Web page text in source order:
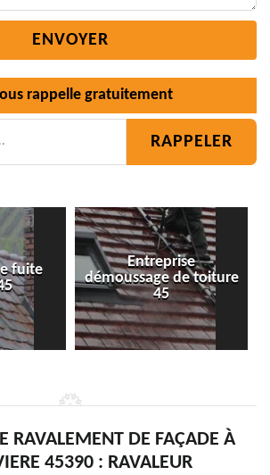
rappelle gratuitement
Entreprise
de toiture
45
Isolation
RAVALEMENT DE FAÇADE À
45390 : RAVALEUR